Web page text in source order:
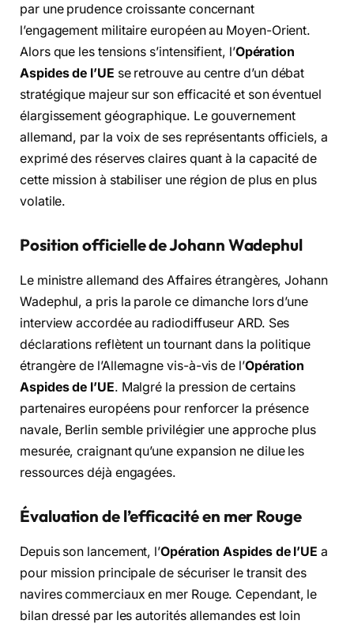
par une prudence croissante concernant
l’engagement militaire européen au Moyen-Orient.
Alors que les tensions s’intensifient, l’Opération
Aspides de l’UE se retrouve au centre d’un débat
stratégique majeur sur son efficacité et son éventuel
élargissement géographique. Le gouvernement
allemand, par la voix de ses représentants officiels, a
exprimé des réserves claires quant à la capacité de
cette mission à stabiliser une région de plus en plus
volatile.
Position officielle de Johann Wadephul
Le ministre allemand des Affaires étrangères, Johann
Wadephul, a pris la parole ce dimanche lors d’une
interview accordée au radiodiffuseur ARD. Ses
déclarations reflètent un tournant dans la politique
étrangère de l’Allemagne vis-à-vis de l’Opération
Aspides de l’UE. Malgré la pression de certains
partenaires européens pour renforcer la présence
navale, Berlin semble privilégier une approche plus
mesurée, craignant qu’une expansion ne dilue les
ressources déjà engagées.
Évaluation de l’efficacité en mer Rouge
Depuis son lancement, l’Opération Aspides de l’UE a
pour mission principale de sécuriser le transit des
navires commerciaux en mer Rouge. Cependant, le
bilan dressé par les autorités allemandes est loin